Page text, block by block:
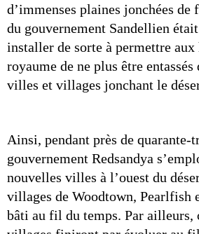
d’immenses plaines jonchées de
du gouvernement Sandellien
installer de sorte à permettre aux
royaume de ne plus être entassés
villes et villages jonchant le
Ainsi, pendant près de quarante-
gouvernement Redsandya
nouvelles villes à l’ouest du
villages de Woodtown, Pearlfish
bâti au fil du temps. Par ailleurs,